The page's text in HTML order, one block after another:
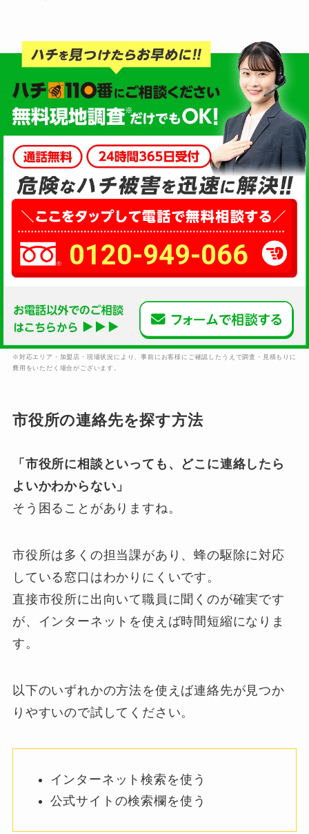
0120-949-066
※対応エリア・加盟店・現場状況により、事前にお客様にご確認したうえで調査・見積もりに
費用をいただく場合がございます。
市役所の連絡先を探す方法
「市役所に相談といっても、どこに連絡したら
よいかわからない」
そう困ることがありますね。
市役所は多くの担当課があり、蜂の駆除に対応
している窓口はわかりにくいです。
直接市役所に出向いて職員に聞くのが確実です
が、インターネットを使えば時間短縮になりま
す。
以下のいずれかの方法を使えば連絡先が見つか
りやすいので試してください。
インターネット検索を使う
公式サイトの検索欄を使う
0120-949-066